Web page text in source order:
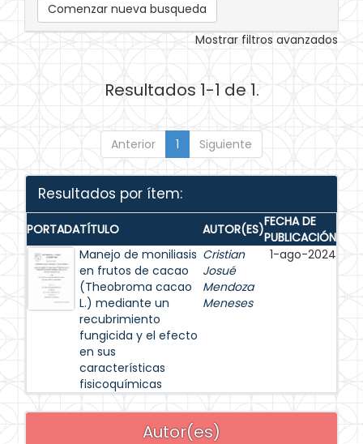
Comenzar nueva busqueda
Mostrar filtros avanzados
Resultados 1-1 de 1.
Anterior 1 Siguiente
Resultados por ítem:
PORTADATÍTULO AUTOR(ES)FECHA DE
PUBLICACIÓN
Manejo de moniliasis
en frutos de cacao
(Theobroma cacao
L.) mediante un
recubrimiento
fungicida y el efecto
en sus
características
fisicoquímicas
Cristian
Josué
Mendoza
Meneses
1-ago-2024
Autor(es)